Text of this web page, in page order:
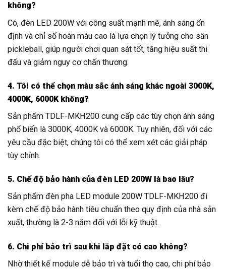
không?
Có, đèn LED 200W với công suất mạnh mẽ, ánh sáng ổn
định và chỉ số hoàn màu cao là lựa chọn lý tưởng cho sân
pickleball, giúp người chơi quan sát tốt, tăng hiệu suất thi
đấu và giảm nguy cơ chấn thương.
4. Tôi có thể chọn màu sắc ánh sáng khác ngoài 3000K,
4000K, 6000K không?
Sản phẩm TDLF-MKH200 cung cấp các tùy chọn ánh sáng
phổ biến là 3000K, 4000K và 6000K. Tuy nhiên, đối với các
yêu cầu đặc biệt, chúng tôi có thể xem xét các giải pháp
tùy chỉnh.
5. Chế độ bảo hành của đèn LED 200W là bao lâu?
Sản phẩm đèn pha LED module 200W TDLF-MKH200 đi
kèm chế độ bảo hành tiêu chuẩn theo quy định của nhà sản
xuất, thường là 2-3 năm đối với lỗi kỹ thuật.
6. Chi phí bảo trì sau khi lắp đặt có cao không?
Nhờ thiết kế module dễ bảo trì và tuổi thọ cao, chi phí bảo